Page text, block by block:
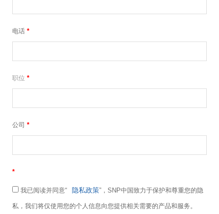
电话 *
职位 *
公司 *
*
我已阅读并同意“ 隐私政策”，SNP中国致力于保护和尊重您的隐
私，我们将仅使用您的个人信息向您提供相关需要的产品和服务。